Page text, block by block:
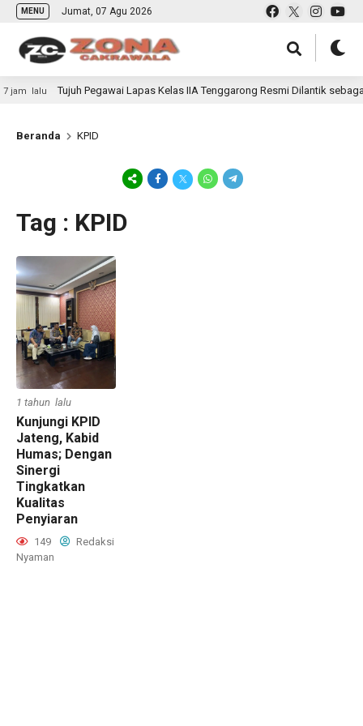
MENU Jumat, 07 Agu 2026
lalu Tujuh Pegawai Lapas Kelas IIA Tenggarong Resmi Dilantik
Beranda KPID
Tag : KPID
1 tahun lalu
Kunjungi KPID
Jateng, Kabid
Humas; Dengan
Sinergi
Tingkatkan
Kualitas
Penyiaran
149
Redaksi
Nyaman